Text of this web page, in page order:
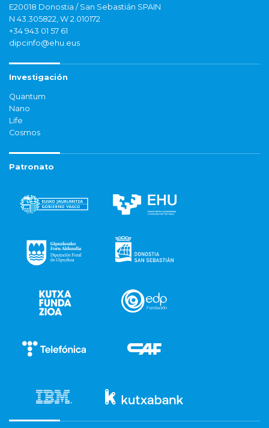
E20018 Donostia / San Sebastián SPAIN
N 43.305822, W 2.010172
+34 943 01 57 61
dipcinfo@ehu.eus
Investigación
Quantum
Nano
Life
Cosmos
Patronato